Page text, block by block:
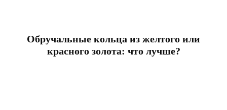
Обручальные кольца из желтого или
красного золота: что лучше?